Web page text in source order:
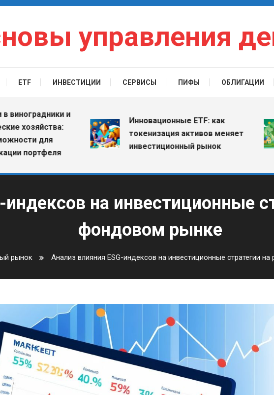
управления
ETF ИНВЕСТИЦИИ СЕРВИСЫ ПИФЫ ОБЛИГАЦИИ
и
для
портфеля
Инновационные ETF: как
токенизация активов меняет
инвестиционный рынок
индексов на инвестиционные
фондовом рынке
рынок Анализ влияния ESG-индексов на инвестиционные стратегии